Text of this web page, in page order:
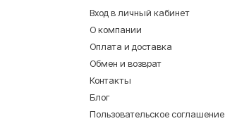
Вход в личный кабинет
О компании
Оплата и доставка
Обмен и возврат
Контакты
Блог
Пользовательское соглашение